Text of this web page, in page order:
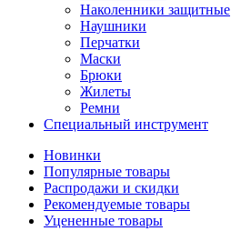
Наколенники защитные
Наушники
Перчатки
Маски
Брюки
Жилеты
Ремни
Специальный инструмент
Новинки
Популярные товары
Распродажи и скидки
Рекомендуемые товары
Уцененные товары